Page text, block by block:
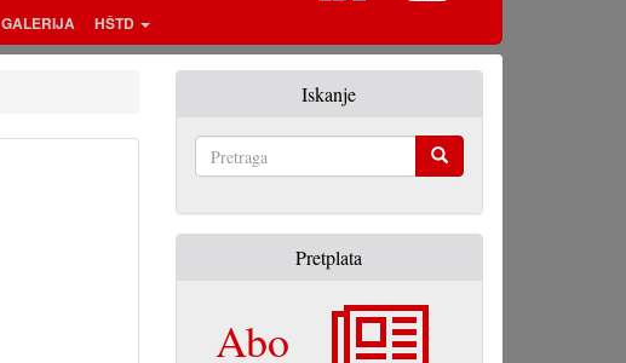
GALERIJA HŠTD
Iskanje
Pretplata
Abo